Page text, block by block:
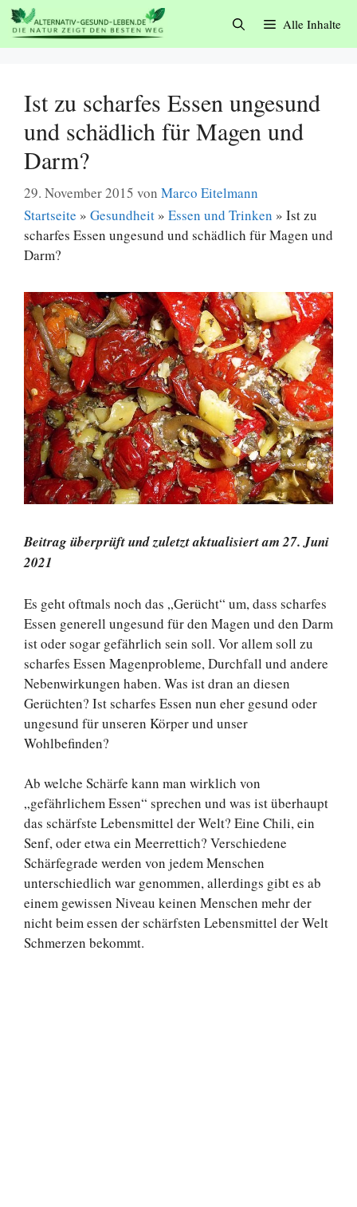
Zum
Inhalt
springen
Alle Inhalte
Ist zu scharfes Essen ungesund
und schädlich für Magen und
Darm?
29. November 2015 von Marco Eitelmann
Startseite » Gesundheit » Essen und Trinken » Ist zu
scharfes Essen ungesund und schädlich für Magen und
Darm?
Beitrag überprüft und zuletzt aktualisiert am 27. Juni
2021
Es geht oftmals noch das „Gerücht“ um, dass scharfes
Essen generell ungesund für den Magen und den Darm
ist oder sogar gefährlich sein soll. Vor allem soll zu
scharfes Essen Magenprobleme, Durchfall und andere
Nebenwirkungen haben. Was ist dran an diesen
Gerüchten? Ist scharfes Essen nun eher gesund oder
ungesund für unseren Körper und unser
Wohlbefinden?
Ab welche Schärfe kann man wirklich von
„gefährlichem Essen“ sprechen und was ist überhaupt
das schärfste Lebensmittel der Welt? Eine Chili, ein
Senf, oder etwa ein Meerrettich? Verschiedene
Schärfegrade werden von jedem Menschen
unterschiedlich war genommen, allerdings gibt es ab
einem gewissen Niveau keinen Menschen mehr der
nicht beim essen der schärfsten Lebensmittel der Welt
Schmerzen bekommt.